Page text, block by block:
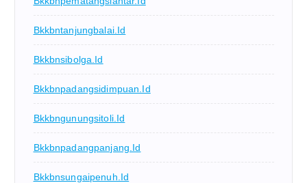
Bkkbntanjungbalai.id
Bkkbnsibolga.id
Bkkbnpadangsidimpuan.id
Bkkbngunungsitoli.id
Bkkbnpadangpanjang.id
Bkkbnsungaipenuh.id